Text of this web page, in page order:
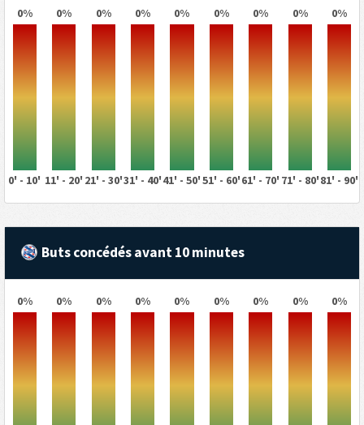
0% 0% 0% 0% 0% 0% 0% 0% 0%
0' - 10' 11' - 20' 21' - 30'31' - 40'41' - 50'51' - 60'61' - 70' 71' - 80'81' - 90'
Buts concédés avant 10 minutes
0% 0% 0% 0% 0% 0% 0% 0% 0%